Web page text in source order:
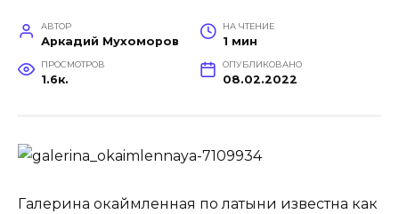
АВТОР
Аркадий Мухоморов
НА ЧТЕНИЕ
1 мин
ПРОСМОТРОВ
1.6к.
ОПУБЛИКОВАНО
08.02.2022
Галерина окаймленная по латыни известна как